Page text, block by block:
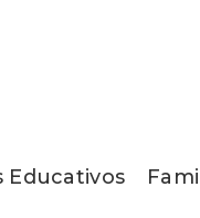
Educativos